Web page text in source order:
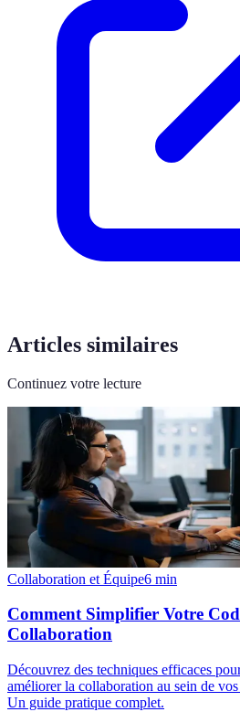
Articles similaires
Continuez votre lecture
Collaboration et Équipe6 min
Comment Simplifier Votre
Collaboration
Découvrez des techniques efficaces
améliorer la collaboration au sein de
Un guide pratique complet.